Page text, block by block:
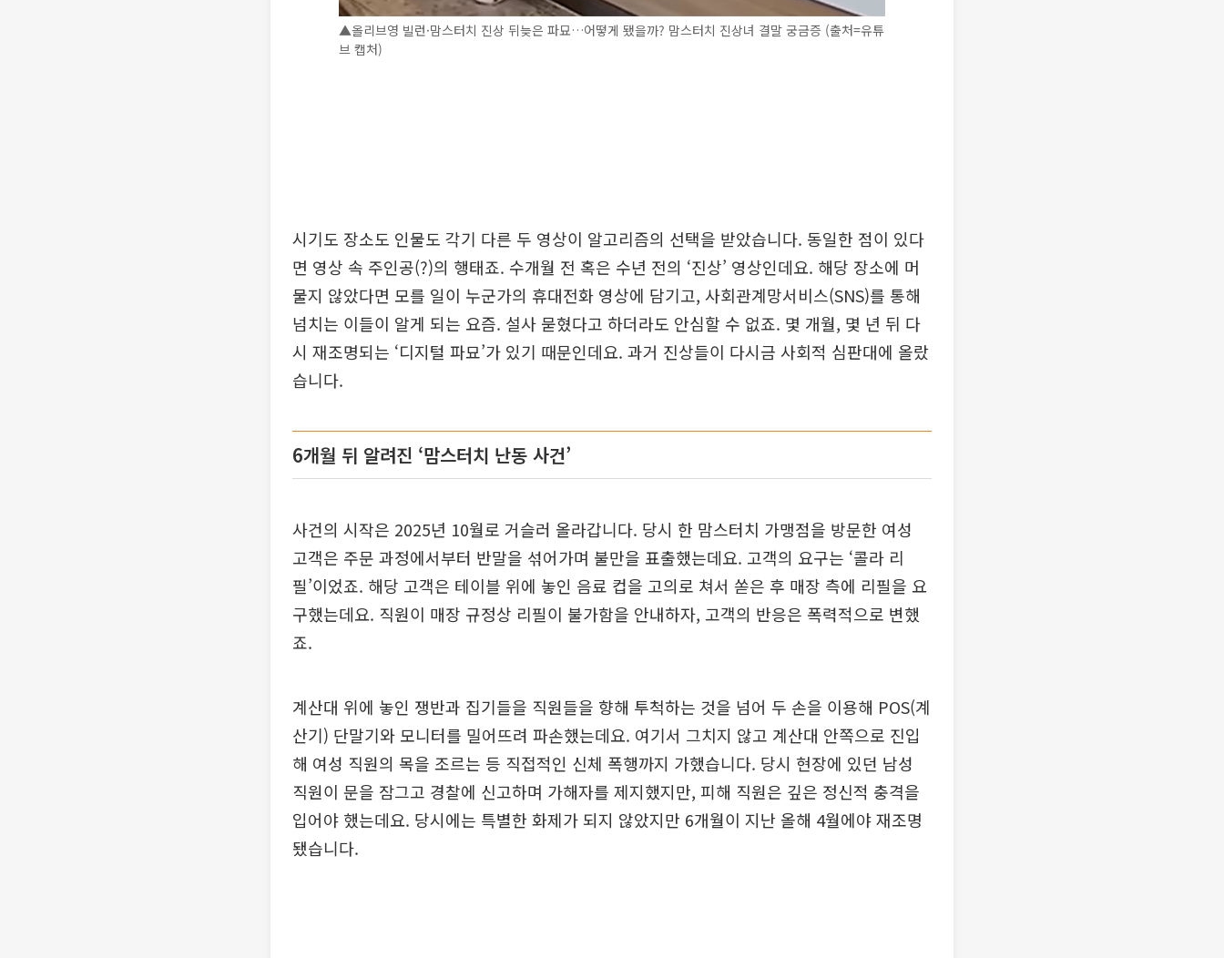
▲올리브영 빌런·맘스터치 진상 뒤늦은 파묘…어떻게 됐을까? 맘스터치 진상녀 결말 궁금증 (출처=유튜
브 캡처)
시기도 장소도 인물도 각기 다른 두 영상이 알고리즘의 선택을 받았습니다. 동일한 점이 있다
면 영상 속 주인공(?)의 행태죠. 수개월 전 혹은 수년 전의 ‘진상’ 영상인데요. 해당 장소에 머
물지 않았다면 모를 일이 누군가의 휴대전화 영상에 담기고, 사회관계망서비스(SNS)를 통해
넘치는 이들이 알게 되는 요즘. 설사 묻혔다고 하더라도 안심할 수 없죠. 몇 개월, 몇 년 뒤 다
시 재조명되는 ‘디지털 파묘’가 있기 때문인데요. 과거 진상들이 다시금 사회적 심판대에 올랐
습니다.
6개월 뒤 알려진 ‘맘스터치 난동 사건’
사건의 시작은 2025년 10월로 거슬러 올라갑니다. 당시 한 맘스터치 가맹점을 방문한 여성
고객은 주문 과정에서부터 반말을 섞어가며 불만을 표출했는데요. 고객의 요구는 ‘콜라 리
필’이었죠. 해당 고객은 테이블 위에 놓인 음료 컵을 고의로 쳐서 쏟은 후 매장 측에 리필을 요
구했는데요. 직원이 매장 규정상 리필이 불가함을 안내하자, 고객의 반응은 폭력적으로 변했
죠.
계산대 위에 놓인 쟁반과 집기들을 직원들을 향해 투척하는 것을 넘어 두 손을 이용해 POS(계
산기) 단말기와 모니터를 밀어뜨려 파손했는데요. 여기서 그치지 않고 계산대 안쪽으로 진입
해 여성 직원의 목을 조르는 등 직접적인 신체 폭행까지 가했습니다. 당시 현장에 있던 남성
직원이 문을 잠그고 경찰에 신고하며 가해자를 제지했지만, 피해 직원은 깊은 정신적 충격을
입어야 했는데요. 당시에는 특별한 화제가 되지 않았지만 6개월이 지난 올해 4월에야 재조명
됐습니다.